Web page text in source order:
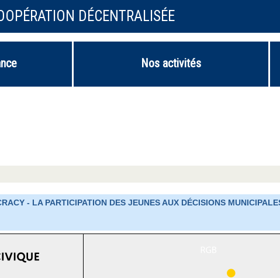
DÉCENTRALISÉE
Nos activités
- LA PARTICIPATION DES JEUNES AUX DÉCISIONS